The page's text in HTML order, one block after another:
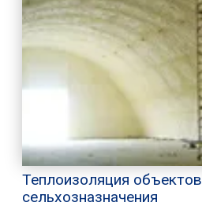
Теплоизоляция объектов
сельхозназначения